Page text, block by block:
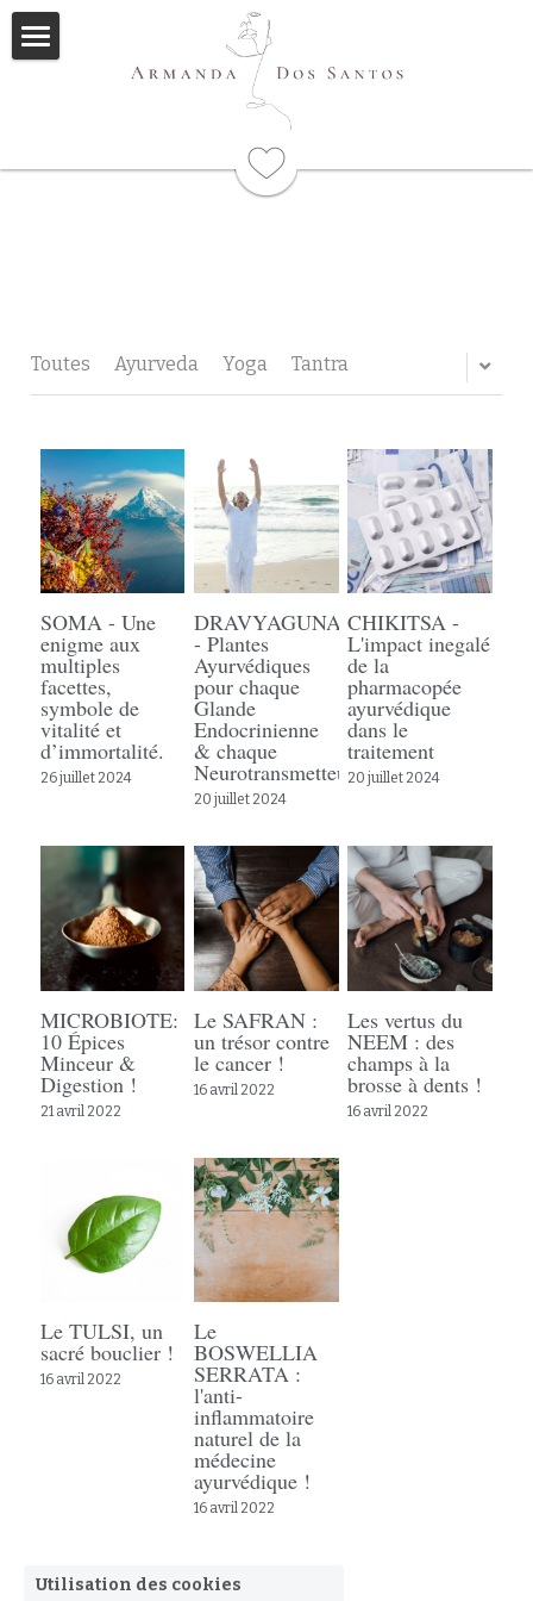
Mes livres
Articles
Me contacter
Rechercher
Toutes Ayurveda Yoga Tantra
SOMA - Une
enigme aux
multiples
facettes,
symbole de
vitalité et
d’immortalité.
26 juillet 2024
DRAVYAGUNA
- Plantes
Ayurvédiques
pour chaque
Glande
Endocrinienne
& chaque
Neurotransmetteur
20 juillet 2024
CHIKITSA -
L'impact inegalé
de la
pharmacopée
ayurvédique
dans le
traitement
20 juillet 2024
MICROBIOTE:
10 Épices
Minceur &
Digestion !
21 avril 2022
Le SAFRAN :
un trésor contre
le cancer !
16 avril 2022
Les vertus du
NEEM : des
champs à la
brosse à dents !
16 avril 2022
Le TULSI, un
sacré bouclier !
16 avril 2022
Le
BOSWELLIA
SERRATA :
l'anti-
inflammatoire
naturel de la
médecine
ayurvédique !
16 avril 2022
Utilisation des cookies